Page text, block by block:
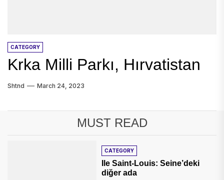
CATEGORY
Krka Milli Parkı, Hırvatistan
Shtnd March 24, 2023
MUST READ
CATEGORY
Ile Saint-Louis: Seine’deki
diğer ada